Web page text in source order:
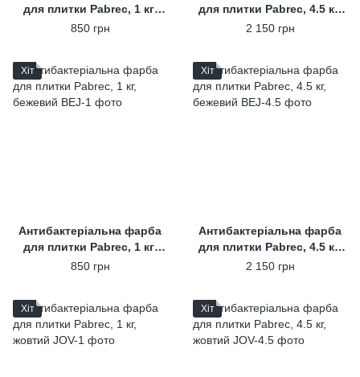
для плитки Pabrec, 1 кг,
білий
850 грн
для плитки Pabrec, 4.5 кг,
білий
2 150 грн
Хіт
Антибактеріальна фарба
для плитки Pabrec, 1 кг,
бежевий
850 грн
Хіт
Антибактеріальна фарба
для плитки Pabrec, 4.5 кг,
бежевий
2 150 грн
Хіт Хіт